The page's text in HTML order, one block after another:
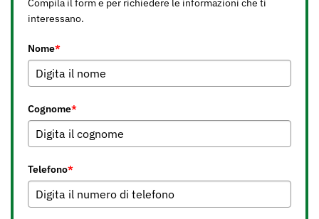
Compila il form e per richiedere le informazioni che ti
interessano.
Nome*
Cognome*
Telefono*